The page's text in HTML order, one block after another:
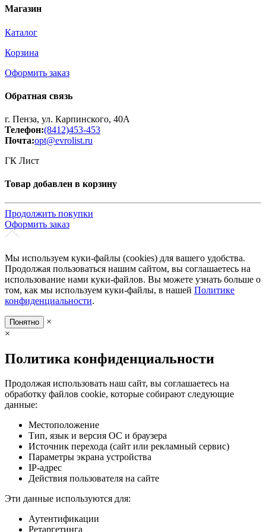
Магазин
Каталог
Корзина
Оформить заказ
Обратная связь
г. Пенза, ул. Карпинского, 40А
Телефон:(8412)453-453
Почта:opt@evrolist.ru
ГК Лист
Товар добавлен в корзину
Продолжить покупки
Оформить заказ
Мы используем куки-файлы (cookies) для вашего удобства.
Продолжая пользоваться нашим сайтом, вы соглашаетесь на
использование нами куки-файлов. Вы можете узнать больше о
том, как мы используем куки-файлы, в нашей Политике
конфиденциальности.
Понятно
×
×
Политика конфиденциальности
Продолжая использовать наш сайт, вы соглашаетесь на
обработку файлов cookie, которые собирают следующие
данные:
Местоположение
Тип, язык и версия ОС и браузера
Источник перехода (сайт или рекламный сервис)
Параметры экрана устройства
IP-адрес
Действия пользователя на сайте
Эти данные используются для:
Аутентификации
Ретаргетинга